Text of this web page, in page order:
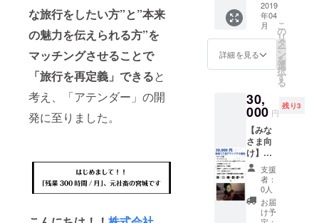
な旅行をしたい方”と”本来
の魅力を伝えられる方”を
マッチングさせることで
「旅行を再定義」できると
考え、「アテンダー」の開
発に至りました。
食べら
れる＆
加工食
可能 ・
小ス
をご用
意しま
す。宣
伝やパ
ンフ
レット
などは
御社で
お願い
しま
す。
居酒屋
で一緒
に盛り
たい方
【注意
費は別
途ご負
担
（3000
円想
定） ・
第１弾
購入さ
れた方
は参加
権利有
おすす
め】 ・
一緒に
ス時の
イベン
くれる
方 ・
「アテ
ン
ダー」
を共に
盛り上
げてく
れる方
・代
表、宮
ランチ /
ディ
ナー連
れてい
く権利
伴OK）
【こん
な方に
おすす
め】 ・
一緒に
リリー
ス時の
イベン
トを
祝って
ト商品
販売 &
イベン
ト時5分
プレゼ
おすす
め】 ・
地方の
特産品
や商品
を扱う
法人様
もしく
は団体
様 ・商
品や旅
画のエ
ンド
ロール /
特設
ページ
御社名&
ロゴ&簡
掲載 ・
代表、
宮城
（沖縄
出身）
を登壇
イベン
トに呼
べる権
利（過
去に
2019
年04
月
詳細を見る
こ
の
リ
タ
ー
ン
を
選
択
す
る
30,
000 円
残り3
【みな
さま向
け】新
宿２丁
目アテ
ンドす
る権利
・サン
支援
者：
0人
お届
け予